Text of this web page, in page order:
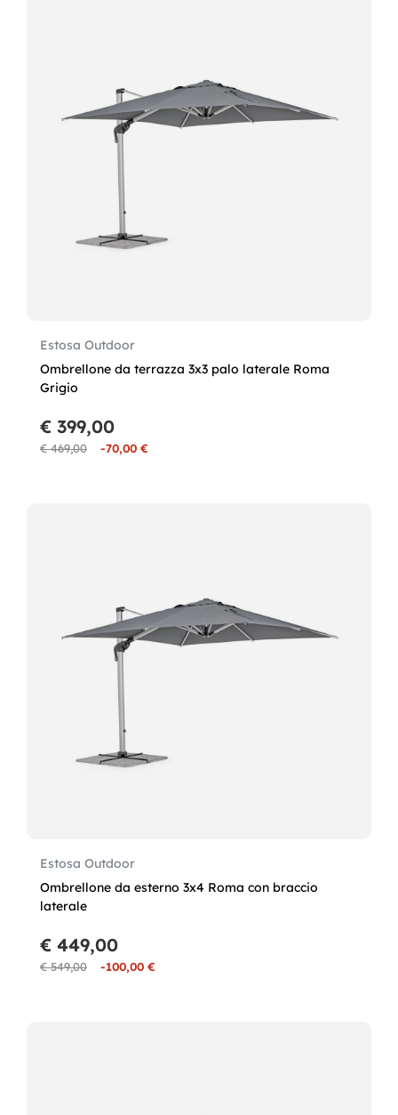
Estosa Outdoor
Ombrellone da terrazza 3x3 palo laterale Roma
Grigio
€ 469,00 -70,00 €
€ 399,00
Estosa Outdoor
Ombrellone da esterno 3x4 Roma con braccio
laterale
€ 549,00 -100,00 €
€ 449,00